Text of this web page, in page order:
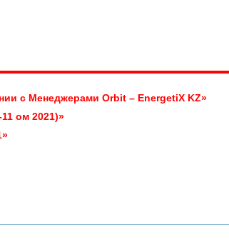
с Менеджерами Orbit – EnergetiX KZ»
ом 2021)»